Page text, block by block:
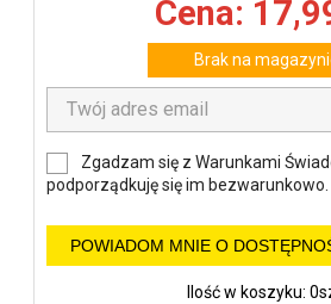
Cena:
Brak na
Zgadzam się z Warunkami
podporządkuję się im bezwarunkowo.
POWIADOM MNIE O
Ilość w koszyku: